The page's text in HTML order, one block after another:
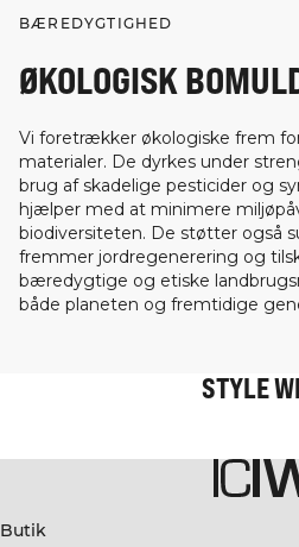
BÆREDYGTIGHED
ØKOLOGISK
Vi foretrækker økologiske frem
materialer. De dyrkes under
brug af skadelige pesticider og
hjælper med at minimere
biodiversiteten. De støtter også
fremmer jordregenerering og
bæredygtige og etiske
både planeten og fremtidige
STYLE
Butik